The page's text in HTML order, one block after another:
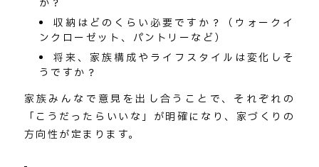
か？
収納はどのくらい必要ですか？（ウォークイ
ンクローゼット、パントリーなど）
将来、家族構成やライフスタイルは変化しそ
うですか？
家族みんなで意見を出し合うことで、それぞれの
「こうだったらいいな」が明確になり、家づくりの
方向性が定まります。